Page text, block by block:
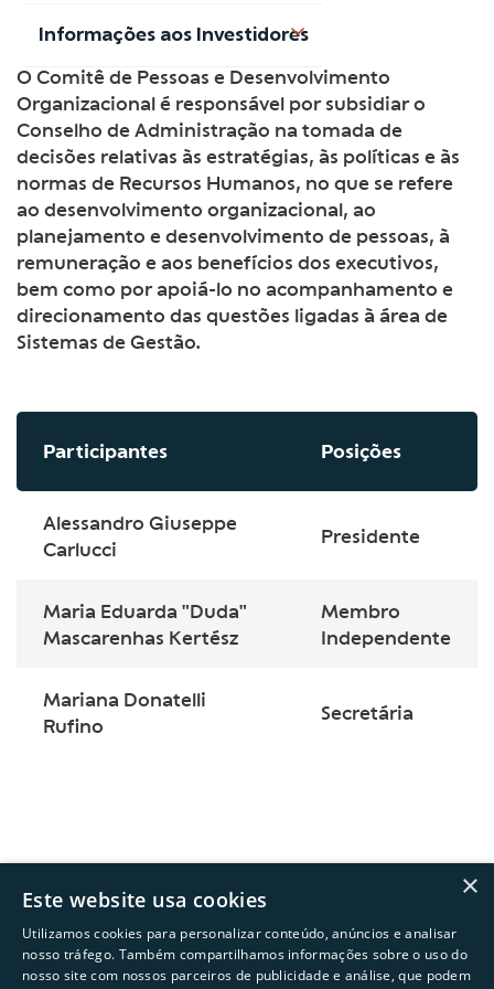
Informações aos Investidores
O Comitê de Pessoas e Desenvolvimento
Organizacional é responsável por subsidiar o
Conselho de Administração na tomada de
decisões relativas às estratégias, às políticas e às
normas de Recursos Humanos, no que se refere
ao desenvolvimento organizacional, ao
planejamento e desenvolvimento de pessoas, à
remuneração e aos benefícios dos executivos,
bem como por apoiá-lo no acompanhamento e
direcionamento das questões ligadas à área de
Sistemas de Gestão.
Participantes Posições
Alessandro Giuseppe
Carlucci
Presidente
Maria Eduarda "Duda"
Mascarenhas Kertész
Membro
Independente
Mariana Donatelli
Rufino
Secretária
×
Este website usa cookies
Utilizamos cookies para personalizar conteúdo, anúncios e analisar
nosso tráfego. Também compartilhamos informações sobre o uso do
nosso site com nossos parceiros de publicidade e análise, que podem